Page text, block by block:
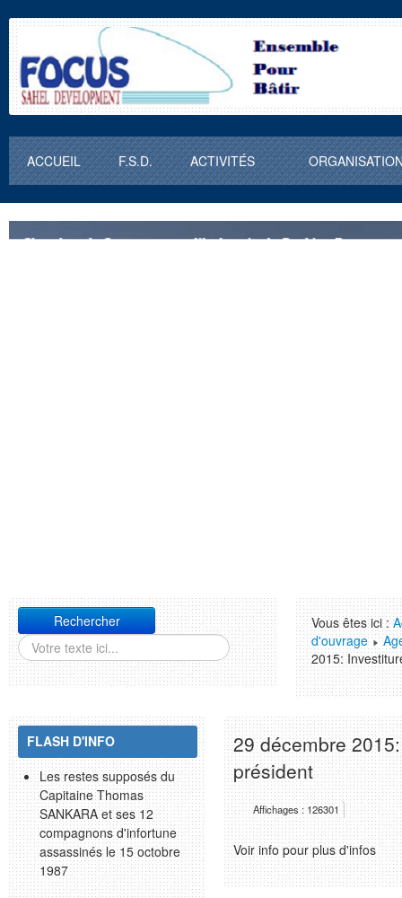
ACCUEIL F.S.D. ACTIVITÉS
Rechercher Vous êtes ici :
d'ouvrage
2015:
FLASH D'INFO
Les restes supposés du
Capitaine Thomas
SANKARA et ses 12
compagnons d'infortune
assassinés le 15 octobre
1987
29 décembre
président
Affichages : 126301
Voir info pour plus d'infos